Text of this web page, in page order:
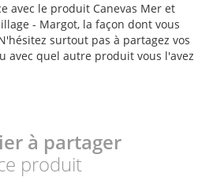
avec le produit Canevas Mer et
- Margot, la façon dont vous
surtout pas à partagez vos
avec quel autre produit vous l'avez
à partager
produit